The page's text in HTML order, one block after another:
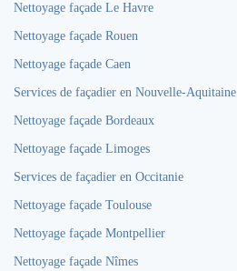
Nettoyage façade Le Havre
Nettoyage façade Rouen
Nettoyage façade Caen
Services de façadier en Nouvelle-Aquitaine
Nettoyage façade Bordeaux
Nettoyage façade Limoges
Services de façadier en Occitanie
Nettoyage façade Toulouse
Nettoyage façade Montpellier
Nettoyage façade Nîmes